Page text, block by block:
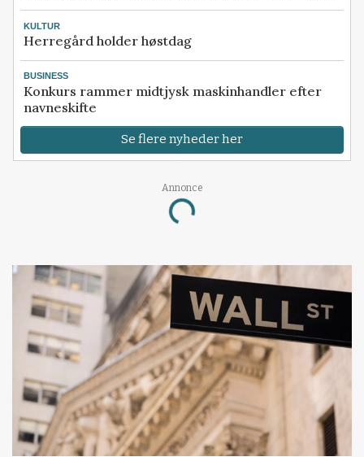
KULTUR
Herregård holder høstdag
BUSINESS
Konkurs rammer midtjysk maskinhandler efter
navneskifte
Se flere nyheder her
Annonce
Loading...